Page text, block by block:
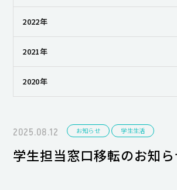
就職・キャリア支援
2022年
2021年
2020年
2025.08.12 お知らせ 学生生活
学生担当窓口移転のお知